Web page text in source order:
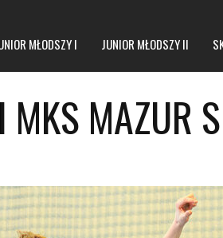
MŁODSZY I JUNIOR MŁODSZY II
MAZUR